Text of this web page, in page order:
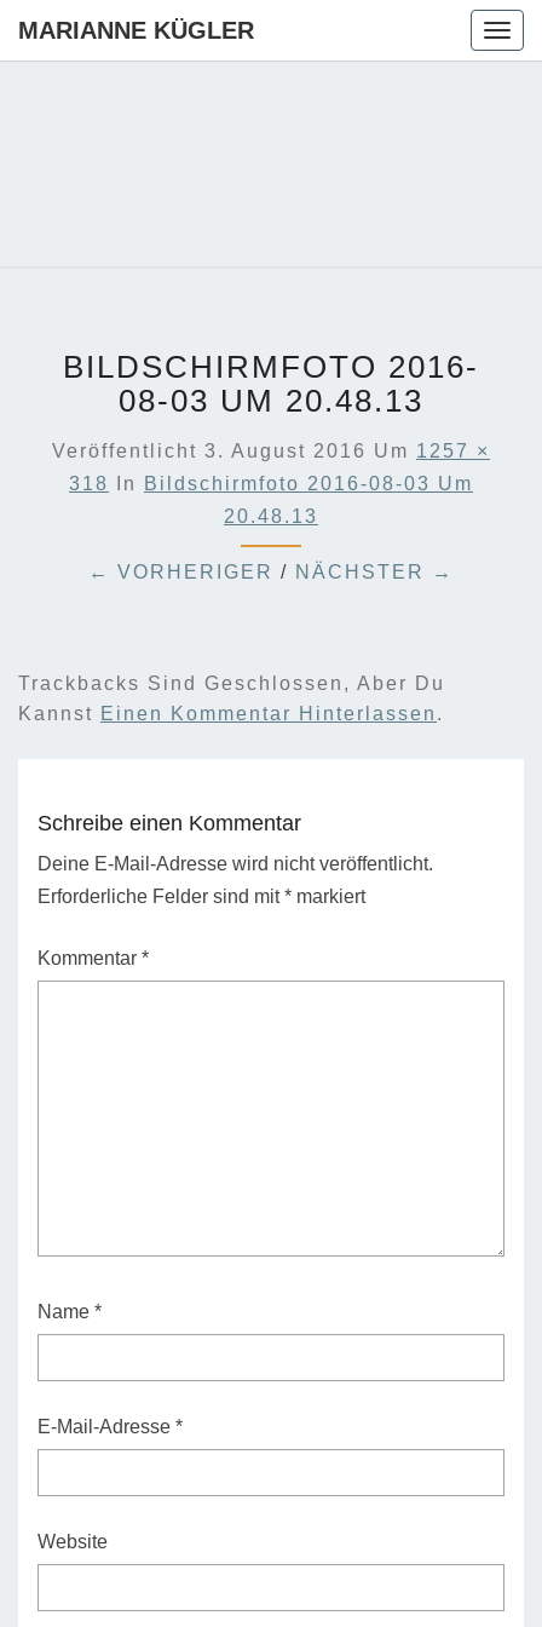
MARIANNE KÜGLER
BILDSCHIRMFOTO 2016-
08-03 UM 20.48.13
Veröffentlicht 3. August 2016 Um 1257 ×
318
In
Bildschirmfoto 2016-08-03 Um
20.48.13
← VORHERIGER / NÄCHSTER →
Trackbacks Sind Geschlossen, Aber Du
Kannst Einen Kommentar Hinterlassen .
Schreibe einen Kommentar
Deine E-Mail-Adresse wird nicht veröffentlicht.
Erforderliche Felder sind mit* markiert
Kommentar *
Name *
E-Mail-Adresse *
Website